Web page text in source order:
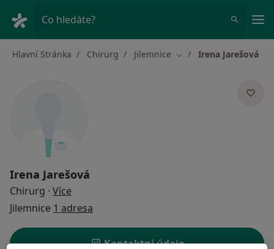
Co hledáte?
Hlavní Stránka Chirurg Jilemnice Změna města
Irena Jarešová
Irena Jarešová
Chirurg · Více
Jilemnice 1 adresa
Kontaktní údaje